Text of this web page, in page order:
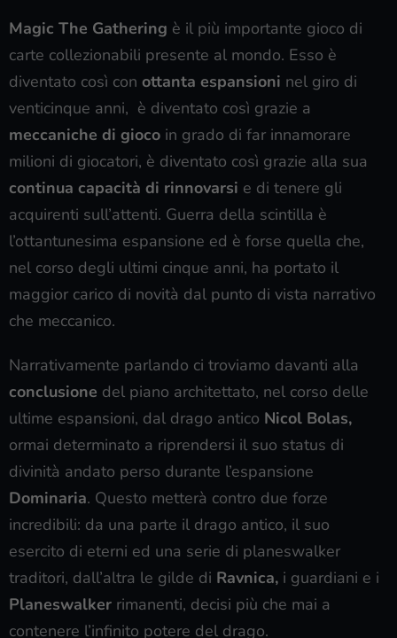
Magic The Gathering è il più importante gioco di
carte collezionabili presente al mondo. Esso è
diventato così con ottanta espansioni nel giro di
venticinque anni, è diventato così grazie a
meccaniche di gioco in grado di far innamorare
milioni di giocatori, è diventato così grazie alla sua
continua capacità di rinnovarsi e di tenere gli
acquirenti sull’attenti. Guerra della scintilla è
l’ottantunesima espansione ed è forse quella che,
nel corso degli ultimi cinque anni, ha portato il
maggior carico di novità dal punto di vista narrativo
che meccanico.
Narrativamente parlando ci troviamo davanti alla
conclusione del piano architettato, nel corso delle
ultime espansioni, dal drago antico Nicol Bolas,
ormai determinato a riprendersi il suo status di
divinità andato perso durante l’espansione
Dominaria. Questo metterà contro due forze
incredibili: da una parte il drago antico, il suo
esercito di eterni ed una serie di planeswalker
traditori, dall’altra le gilde di Ravnica, i guardiani e i
Planeswalker rimanenti, decisi più che mai a
contenere l’infinito potere del drago.